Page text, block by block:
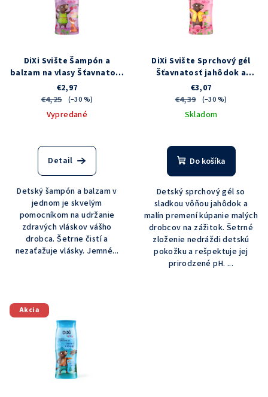
k
o
DiXi Svište Šampón a
balzam na vlasy Šťavnatosť
jahôdok a malín 400 ml
€2,97
€4,25
(–30 %)
Vypredané
Detail
Detský šampón a balzam v
jednom je skvelým
pomocníkom na udržanie
zdravých vláskov vášho
drobca. Šetrne čistí a
nezaťažuje vlásky. Jemné...
DiXi Svište Sprchový gél
Šťavnatosť jahôdok a
malín 400 ml
€3,07
€4,39
(–30 %)
Skladom
Do košíka
Detský sprchový gél so
sladkou vôňou jahôdok a
malín premení kúpanie malých
drobcov na zážitok. Šetrné
zloženie nedráždi detskú
pokožku a rešpektuje jej
prirodzené pH. ...
Akcia